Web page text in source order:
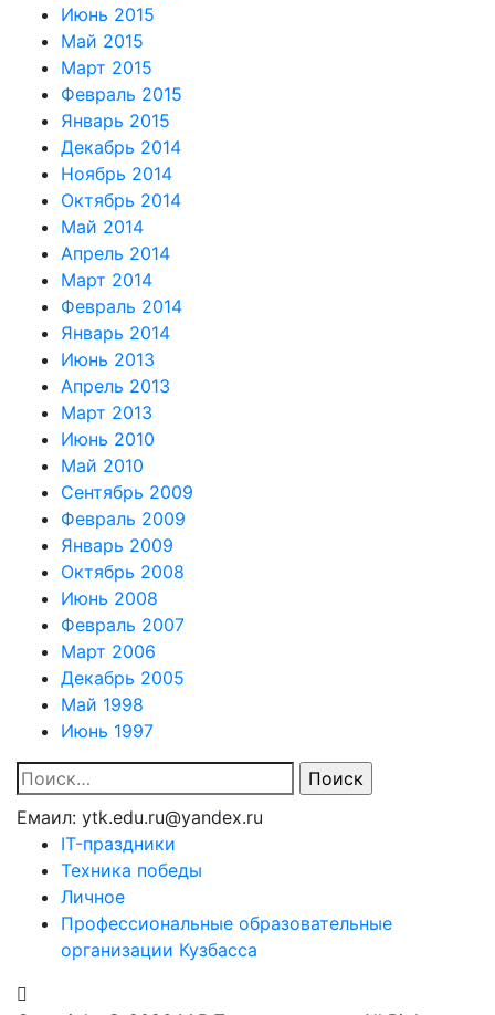
Июнь 2015
Май 2015
Март 2015
Февраль 2015
Январь 2015
Декабрь 2014
Ноябрь 2014
Октябрь 2014
Май 2014
Апрель 2014
Март 2014
Февраль 2014
Январь 2014
Июнь 2013
Апрель 2013
Март 2013
Июнь 2010
Май 2010
Сентябрь 2009
Февраль 2009
Январь 2009
Октябрь 2008
Июнь 2008
Февраль 2007
Март 2006
Декабрь 2005
Май 1998
Июнь 1997
Найти:
Емаил: ytk.edu.ru@yandex.ru
IT-праздники
Техника победы
Личное
Профессиональные образовательные
организации Кузбасса